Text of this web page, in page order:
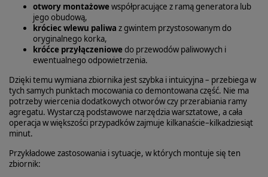
otwory montażowewspółpracujące z ramą generatora lub
jego obudową,
króciec wlewu paliwa z gwintem przystosowanym do
oryginalnego korka,
króćce przyłączeniowedo przewodów paliwowych i
ewentualnego odpowietrzenia.
Dzięki temu wymiana zbiornika jest szybka i intuicyjna – przebiega w
tych samych punktach mocowania co demontowana część. Nie ma
potrzeby wiercenia dodatkowych otworów czy przerabiania ramy
agregatu. Wystarczą podstawowe narzędzia warsztatowe, a cała
operacja w większości przypadków zajmuje kilkanaście–kilkadziesiąt
minut.
Przykładowe zastosowania i sytuacje, w których montuje się ten
zbiornik: